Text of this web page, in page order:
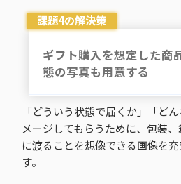
課題4の解決策
ギフト購入を想定した商
態の写真も用意する
「どういう状態で届くか」「ど
メージしてもらうために、包装
に渡ることを想像できる画像を
す。